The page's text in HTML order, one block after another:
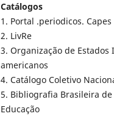
Catálogos
1. Portal .periodicos. Capes
2. LivRe
3. Organização de Estados
americanos
4. Catálogo Coletivo
5. Bibliografia Brasileira de
Educação